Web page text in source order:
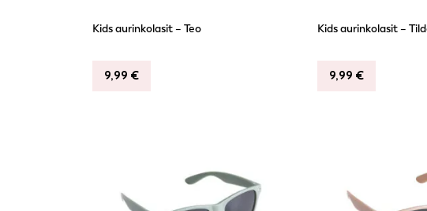
Kids aurinkolasit – Teo
9,99 €
Kids aurinkolasit –
9,99 €